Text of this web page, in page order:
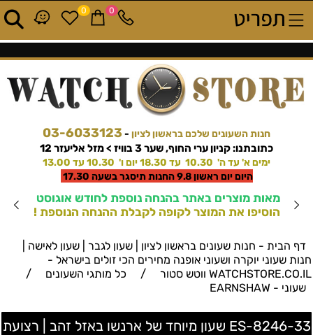
חנות השעונים שלכם בראשון לציון -
03-6033123
כתובתנו: קניון ערי החוף, שער 3 בוויז > מזל אליעזר 12
ימים א' עד ה' 10.30 עד 18.30 יום ו' 10.30 עד 13.00
היום יום ראשון 9.8 החנות תיסגר בשעה 17.30
מאות מוצרים באתר בהנחה נוספת לחודש אוגוסט
הוסיפו את המוצר לקופה לקבלת ההנחה הנוספת !
0 0
דף הבית - חנות שעונים בראשון לציון | שעון לגבר | שעון לאישה |
חנות שעוני יוקרה ושעוני אופנה מחירים הכי זולים בישראל -
WATCHSTORE.CO.IL ווטש סטור
/ כל מותגי השעונים /
שעוני - EARNSHAW
ES-8246-33 שעון מיוחד של ארנשו באזל זהב | רצועת